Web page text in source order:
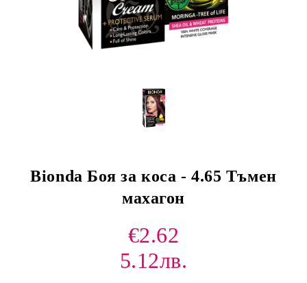
Bionda Боя за коса - 4.65 Тъмен
махагон
€2.62
5.12лв.